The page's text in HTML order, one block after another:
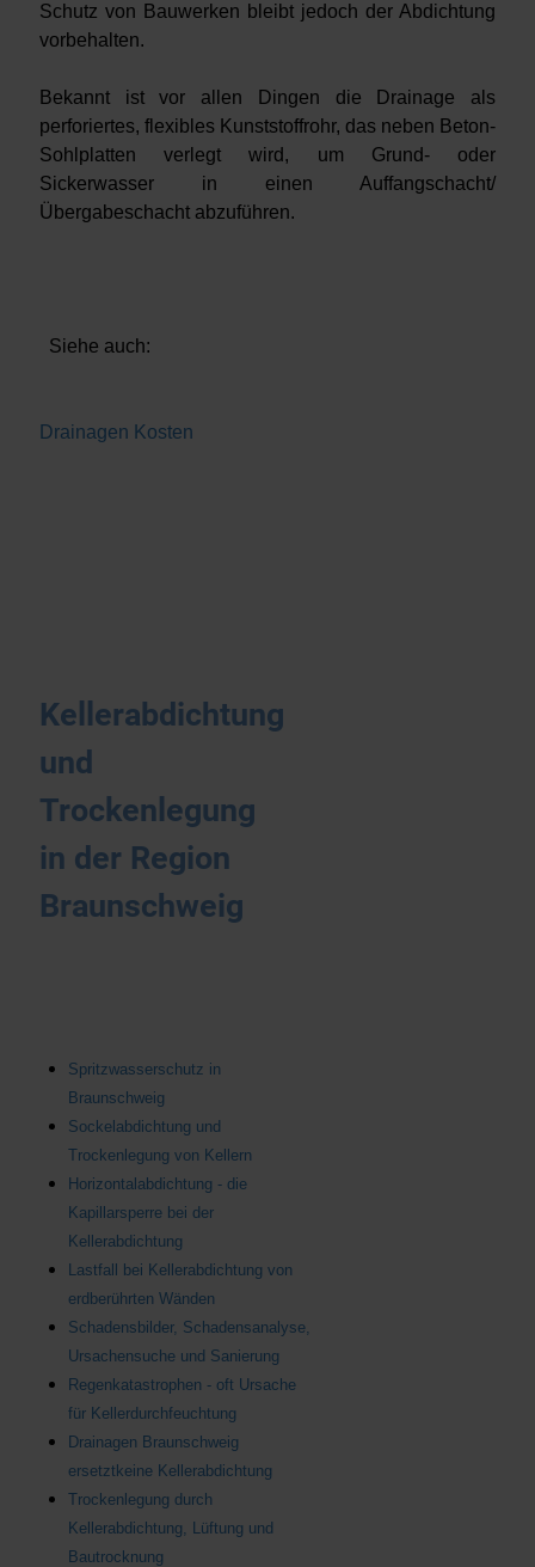
Schutz von Bauwerken bleibt jedoch der Abdichtung
vorbehalten.
Bekannt ist vor allen Dingen die Drainage als
perforiertes, flexibles Kunststoffrohr, das neben Beton-
Sohlplatten verlegt wird, um Grund- oder
Sickerwasser in einen Auffangschacht/
Übergabeschacht abzuführen.
Siehe auch:
Drainagen Kosten
Kellerabdichtung
und
Trockenlegung
in der Region
Braunschweig
Spritzwasserschutz in
Braunschweig
Sockelabdichtung und
Trockenlegung von Kellern
Horizontalabdichtung - die
Kapillarsperre bei der
Kellerabdichtung
Lastfall bei Kellerabdichtung von
erdberührten Wänden
Schadensbilder, Schadensanalyse,
Ursachensuche und Sanierung
Regenkatastrophen - oft Ursache
für Kellerdurchfeuchtung
Drainagen Braunschweig
ersetztkeine Kellerabdichtung
Trockenlegung durch
Kellerabdichtung, Lüftung und
Bautrocknung